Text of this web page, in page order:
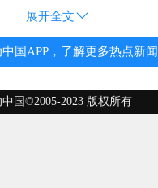
展开全文
国APP，了解更多热点新闻
国©2005-2023 版权所有